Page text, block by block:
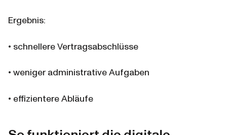
Ergebnis:
• schnellere Vertragsabschlüsse
• weniger administrative Aufgaben
• effizientere Abläufe